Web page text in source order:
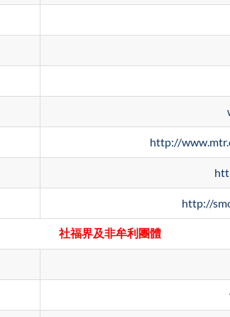
http://
http://
社福界及非牟利團體